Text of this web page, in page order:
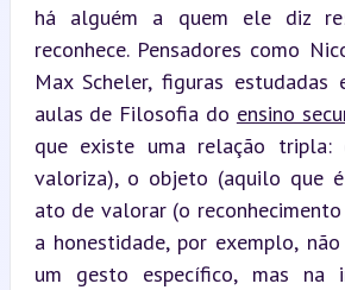
há alguém a quem ele diz
reconhece. Pensadores como
Max Scheler, figuras estudadas
aulas de Filosofia do ensino
que existe uma relação tripla:
valoriza), o objeto (aquilo que
ato de valorar (o
a honestidade, por exemplo,
um gesto específico, mas na